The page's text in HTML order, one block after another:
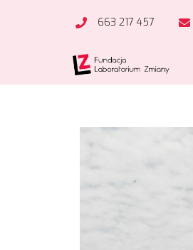
663 217 457